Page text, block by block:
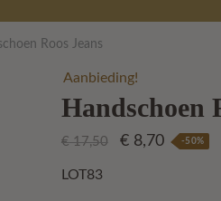
Roos Jeans
Aanbieding!
Handschoen
€17,50 €8,70Huidige
-50%
LOT83